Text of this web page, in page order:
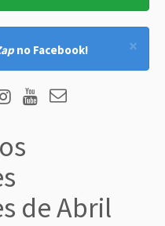
×
no Facebook!
de Abril